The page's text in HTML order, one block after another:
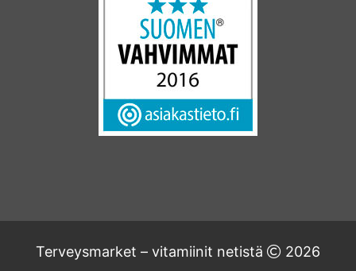
Terveysmarket – vitamiinit netistä 2026